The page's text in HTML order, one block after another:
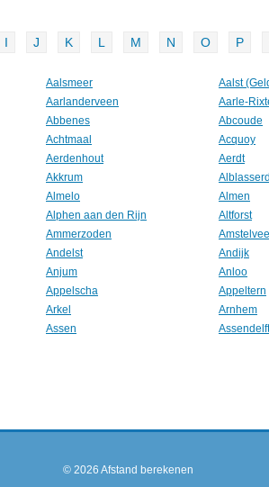
I J K L M N O P
Aalsmeer Aalst
Aarlanderveen Aarle-
Abbenes Abcoude
Achtmaal Acquoy
Aerdenhout Aerdt
Akkrum
Almelo Almen
Alphen aan den Rijn Altforst
Ammerzoden
Andelst Andijk
Anjum Anloo
Appelscha Appeltern
Arkel Arnhem
Assen Assendelft
© 2026 Afstand berekenen